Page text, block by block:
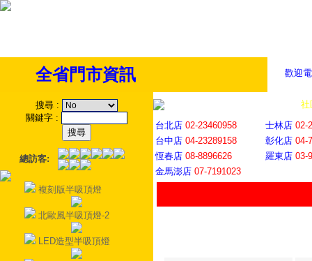
歡迎
全省門市資訊
搜尋 :
關鍵字 :
總訪客:
複刻版半吸頂燈
北歐風半吸頂燈-2
LED造型半吸頂燈
社
台北店 02-23460958 士林店 02-
台中店 04-23289158 彰化店 04-
恆春店 08-8896626 羅東店 03-
金馬澎店 07-7191023